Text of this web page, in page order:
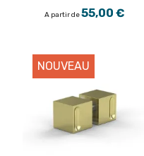
A partir de55,00 €
NOUVEAU